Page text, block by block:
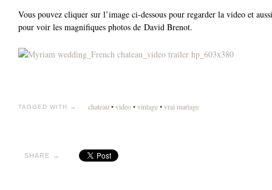
Vous pouvez cliquer sur l’image ci-dessous pour regarder la video et
pour voir les magnifiques photos de David Brenot.
TAGGED WITH → chateau •video•vintage•vrai mariage
SHARE →